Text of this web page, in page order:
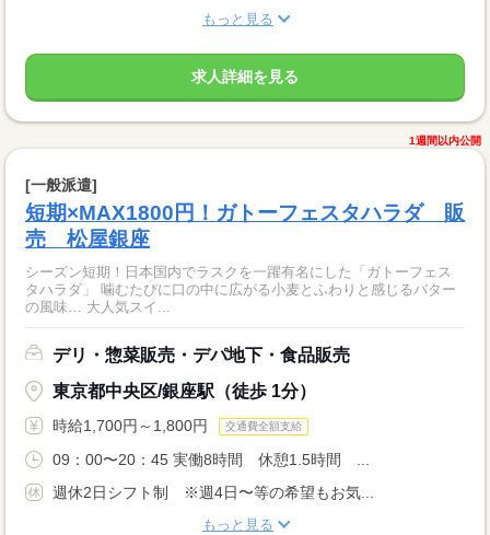
もっと見る
求人詳細を見る
1週間以内公開
[一般派遣]
短期×MAX1800円！ガトーフェスタハラダ 販
売 松屋銀座
シーズン短期！日本国内でラスクを一躍有名にした「ガトーフェス
タハラダ」 噛むたびに口の中に広がる小麦とふわりと感じるバター
の風味… 大人気スイ...
デリ・惣菜販売・デパ地下・食品販売
東京都中央区/銀座駅（徒歩 1分）
時給1,700円～1,800円 交通費全額支給
09：00〜20：45 実働8時間 休憩1.5時間 ...
週休2日シフト制 ※週4日〜等の希望もお気...
もっと見る